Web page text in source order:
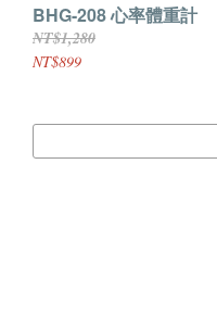
BHG-208 心率體重計
NT$1,280
NT$899